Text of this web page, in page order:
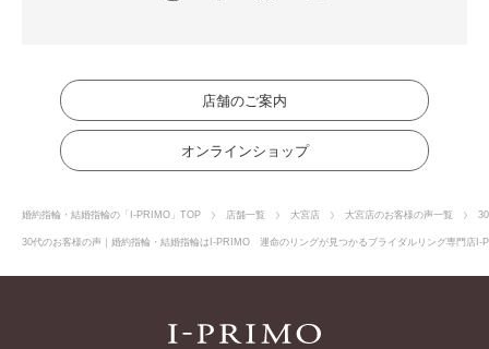
店舗のご案内
オンラインショップ
婚約指輪・結婚指輪の「I-PRIMO」TOP 店舗一覧 大宮店 大宮店のお客様の声一覧
30代のお客様の声｜婚約指輪・結婚指輪はI-PRIMO 運命のリングが見つかるブライダルリング専門店I-